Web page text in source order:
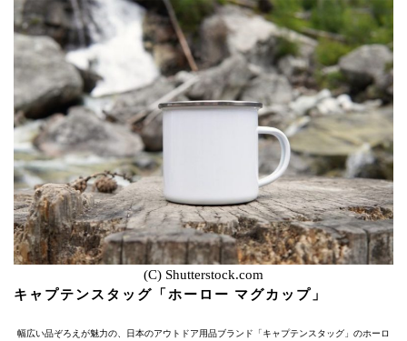
(C) Shutterstock.com
キャプテンスタッグ「ホーロー マグカップ」
幅広い品ぞろえが魅力の、日本のアウトドア用品ブランド「キャプテンスタッグ」のホーロ